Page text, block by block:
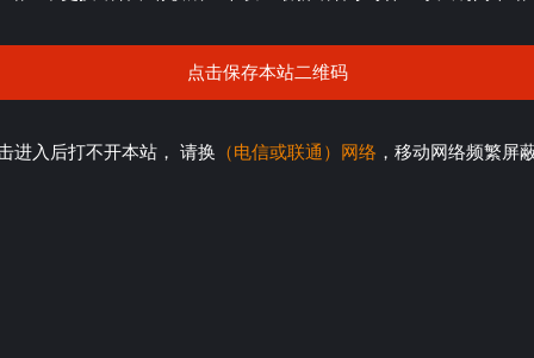
点击保存本站二维码
进入后打不开本站， 请换 （电信或联通）网络 ，移动网络频繁屏